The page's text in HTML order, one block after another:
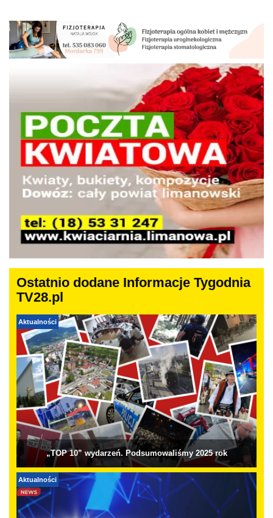
Ostatnio dodane Informacje Tygodnia
TV28.pl
Aktualności
„TOP 10” wydarzeń. Podsumowaliśmy 2025 rok
Aktualności